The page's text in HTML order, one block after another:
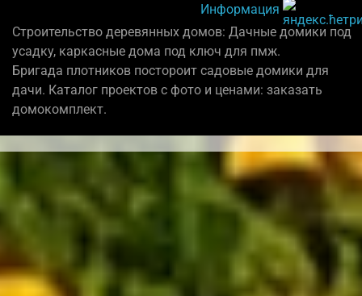
Информация
Строительство деревянных домов: Дачные домики под
усадку, каркасные дома под ключ для пмж.
Бригада плотников постороит садовые домики для
дачи. Каталог проектов с фото и ценами: заказать
домокомплект.